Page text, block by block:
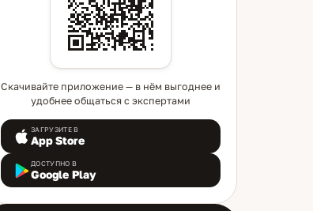
Скачивайте приложение — в нём выгоднее и
удобнее общаться с экспертами
ЗАГРУЗИТЕ В
App Store
ДОСТУПНО В
Google Play